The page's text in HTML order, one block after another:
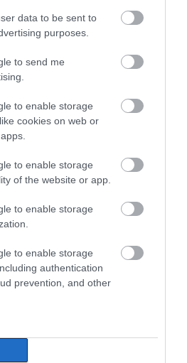
data to be sent to
purposes.
to send me
to enable storage
cookies on web or
to enable storage
of the website or app.
to enable storage
to enable storage
authentication
prevention, and other
το
το
της ΕΛ.Α.Σ.
των
της
μέρα χωρίς